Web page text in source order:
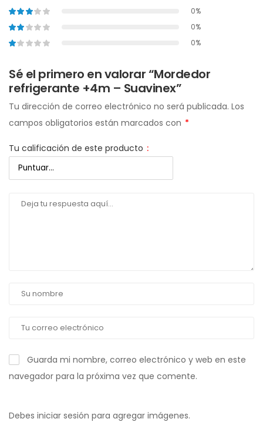
0%
0%
0%
Sé el primero en valorar “Mordedor
refrigerante +4m – Suavinex”
Tu dirección de correo electrónico no será publicada. Los
campos obligatorios están marcados con *
Tu calificación de este producto :
Guarda mi nombre, correo electrónico y web en este
navegador para la próxima vez que comente.
Debes iniciar sesión para agregar imágenes.